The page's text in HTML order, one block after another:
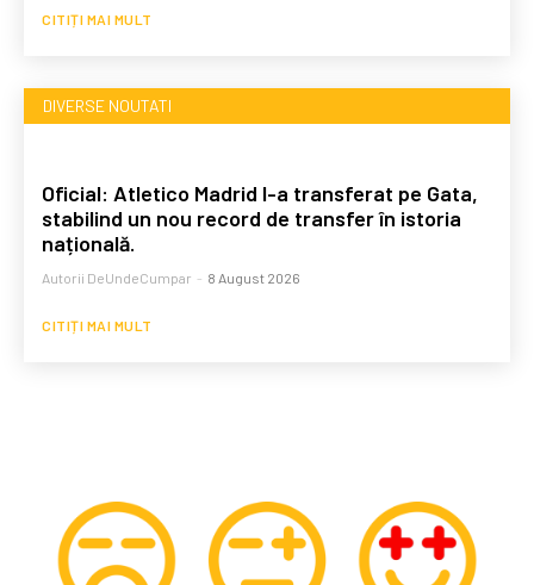
CITIȚI MAI MULT
DIVERSE NOUTATI
Oficial: Atletico Madrid l-a transferat pe Gata,
stabilind un nou record de transfer în istoria
națională.
Autorii DeUndeCumpar - 8 August 2026
CITIȚI MAI MULT